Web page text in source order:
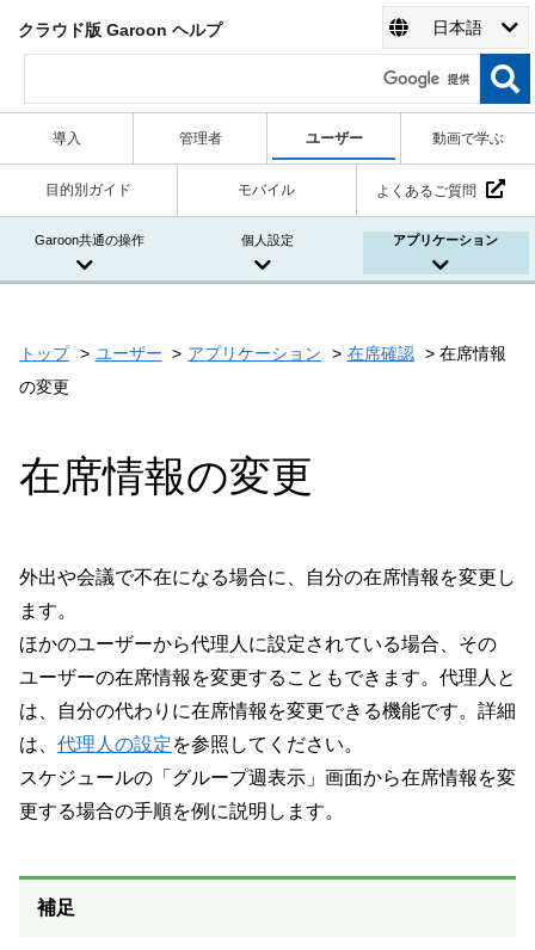
クラウド版 Garoon ヘルプ 日本語
導入 管理者 ユーザー 動画で学ぶ
目的別ガイド モバイル よくあるご質問
Garoon共通の操作 個人設定 アプリケーション
トップ ユーザー アプリケーション 在席確認
在席情報
の変更
在席情報の変更
外出や会議で不在になる場合に、自分の在席情報を変更し
ます。
ほかのユーザーから代理人に設定されている場合、その
ユーザーの在席情報を変更することもできます。代理人と
は、自分の代わりに在席情報を変更できる機能です。詳細
は、 代理人の設定を参照してください。
スケジュールの「グループ週表示」画面から在席情報を変
更する場合の手順を例に説明します。
補足